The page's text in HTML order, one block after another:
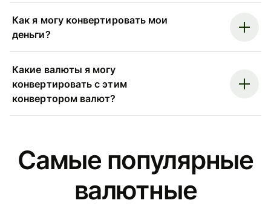
Как я могу конвертировать мои
деньги?
Какие валюты я могу
конвертировать с этим
конвертором валют?
Самые популярные
валютные